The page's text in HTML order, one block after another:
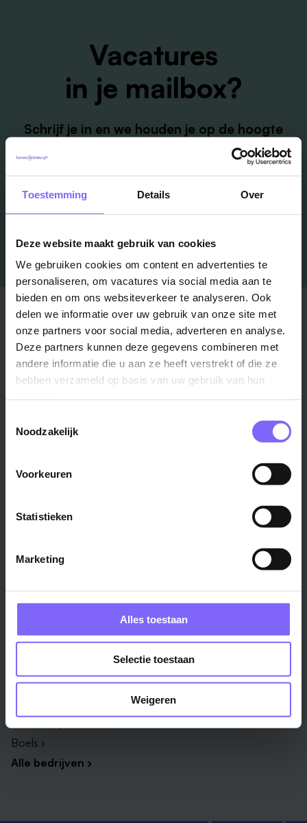
Toestemming Details Over
Deze website maakt gebruik van cookies
We gebruiken cookies om content en advertenties te
personaliseren, om vacatures via social media aan te
bieden en om ons websiteverkeer te analyseren. Ook
delen we informatie over uw gebruik van onze site met
onze partners voor social media, adverteren en analyse.
Deze partners kunnen deze gegevens combineren met
andere informatie die u aan ze heeft verstrekt of die ze
hebben verzameld op basis van uw gebruik van hun
Noodzakelijk
Voorkeuren
Statistieken
Marketing
Alles toestaan
Selectie toestaan
Weigeren
Vacatures
in je mailbox?
Schrijf je in en we houden je op de hoogte
Job Alert instellen
Stad
Maastricht ›
Venlo ›
Heerlen ›
Roermond ›
Alle steden ›
Regio
Zuid-Limburg ›
Midden-Limburg ›
Noord-Limburg ›
Alle regio's ›
Vakgebied
Techniek & Productie ›
Administratie ›
Alle vakgebieden ›
Productiemedewerker ›
Alle functies ›
Bedrijf
Vista College ›
Boels ›
Alle bedrijven ›